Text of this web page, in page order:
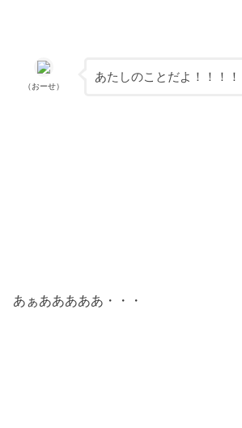
（おーせ）
あたしのことだよ！！！！
あぁあああああ・・・